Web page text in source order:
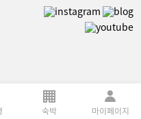
숙박 마이페이지